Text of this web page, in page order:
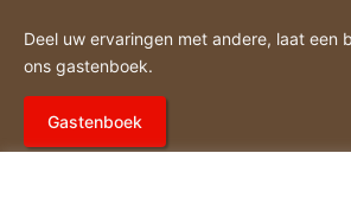
Deel uw ervaringen met andere, laat een
ons gastenboek.
Gastenboek